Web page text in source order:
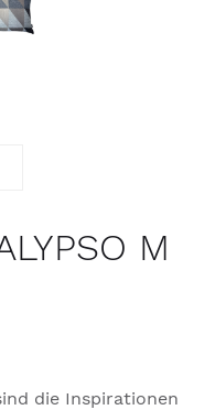
M
die Inspirationen